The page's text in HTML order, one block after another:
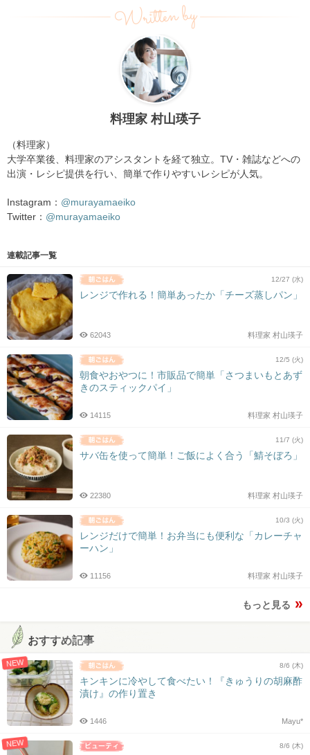
Written by
料理家 村山瑛子
（料理家）
大学卒業後、料理家のアシスタントを経て独立。TV・雑誌などへの
出演・レシピ提供を行い、簡単で作りやすいレシピが人気。
Instagram： @murayamaeiko
Twitter： @murayamaeiko
連載記事一覧
12/27 (水)
レンジで作れる！簡単あったか「チーズ蒸しパン」
料理家 村山瑛子
62043
12/5 (火)
朝食やおやつに！市販品で簡単「さつまいもとあず
きのスティックパイ」
料理家 村山瑛子
14115
11/7 (火)
サバ缶を使って簡単！ご飯によく合う「鯖そぼろ」
料理家 村山瑛子
22380
10/3 (火)
レンジだけで簡単！お弁当にも便利な「カレーチャ
ーハン」
料理家 村山瑛子
11156
もっと見る
おすすめ記事
NEW 8/6 (木)
キンキンに冷やして食べたい！『きゅうりの胡麻酢
漬け』の作り置き
Mayu*
1446
NEW 8/6 (木)